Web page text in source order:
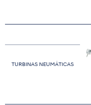
TURBINAS NEUMÁTICAS